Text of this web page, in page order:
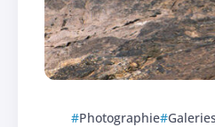
Photographie Galeries